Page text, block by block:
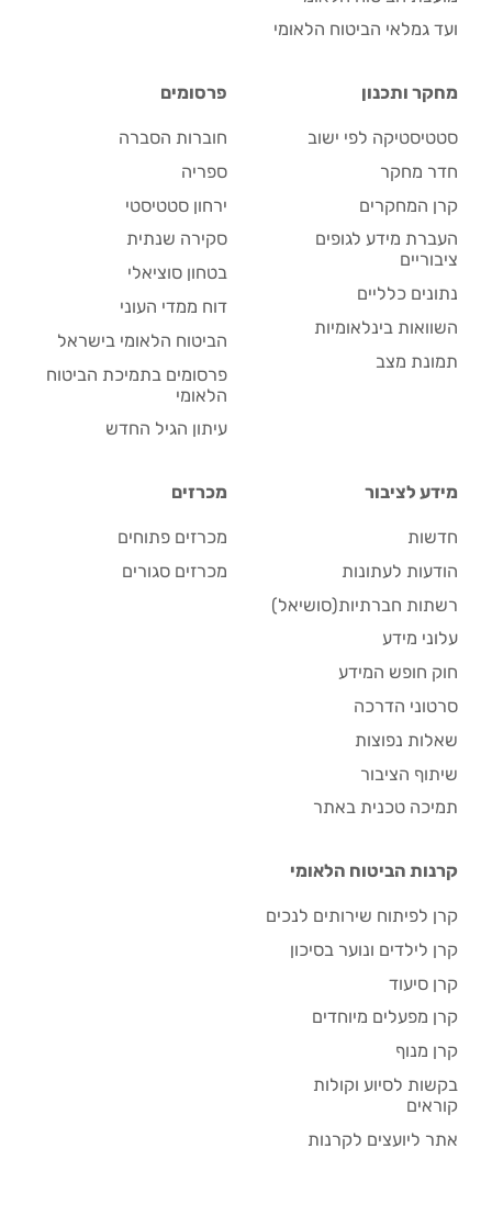
ועד גמלאי הביטוח הלאומי
מחקר ותכנון
סטטיסטיקה לפי ישוב
חדר מחקר
קרן המחקרים
העברת מידע לגופים
ציבוריים
נתונים כלליים
השוואות בינלאומיות
תמונת מצב
פרסומים
חוברות הסברה
ספריה
ירחון סטטיסטי
סקירה שנתית
בטחון סוציאלי
דוח ממדי העוני
הביטוח הלאומי בישראל
פרסומים בתמיכת הביטוח
הלאומי
עיתון הגיל החדש
מידע לציבור
חדשות
הודעות לעתונות
רשתות חברתיות(סושיאל)
עלוני מידע
חוק חופש המידע
סרטוני הדרכה
שאלות נפוצות
שיתוף הציבור
תמיכה טכנית באתר
מכרזים
מכרזים פתוחים
מכרזים סגורים
קרנות הביטוח הלאומי
קרן לפיתוח שירותים לנכים
קרן לילדים ונוער בסיכון
קרן סיעוד
קרן מפעלים מיוחדים
קרן מנוף
בקשות לסיוע וקולות
קוראים
אתר ליועצים לקרנות